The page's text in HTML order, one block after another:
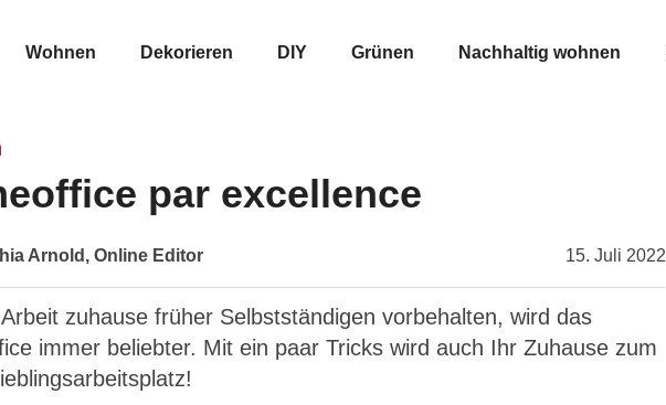
Wohnen Dekorieren DIY Grünen Nachhaltig wohnen
par excellence
Arnold, Online Editor 15. Juli 2022
zuhause früher Selbstständigen vorbehalten, wird das
immer beliebter. Mit ein paar Tricks wird auch Ihr Zuhause zum